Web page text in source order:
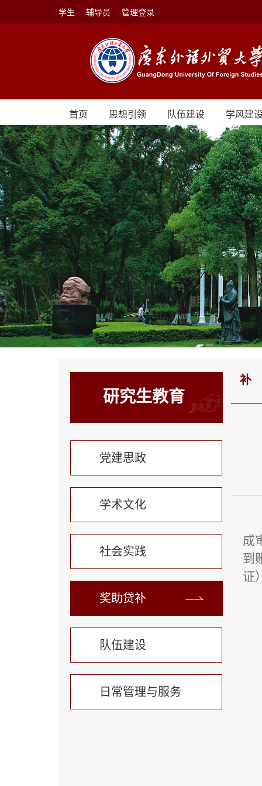
学生 辅导员 管理登录
首页 思想引领 队伍建设 学风建
研究生教育
党建思政
学术文化
社会实践
奖助贷补
队伍建设
日常管理与服务
补
成
到
证